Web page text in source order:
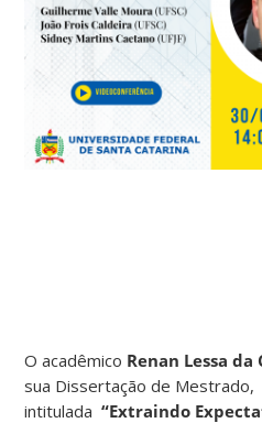
O acadêmico Renan Lessa da
sua Dissertação de Mestrado,
intitulada“Extraindo